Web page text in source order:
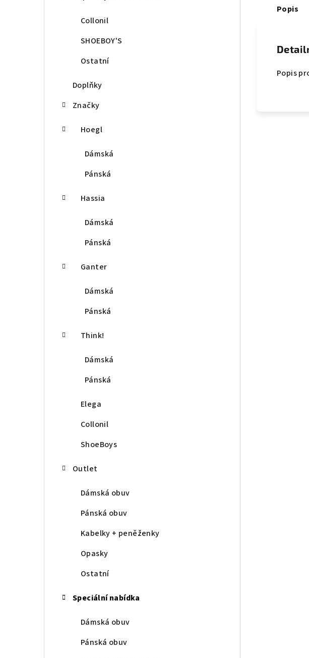
Collonil
SHOEBOY'S
Ostatní
Doplňky
Značky
Hoegl
Dámská
Pánská
Hassia
Dámská
Pánská
Ganter
Dámská
Pánská
Think!
Dámská
Pánská
Elega
Collonil
ShoeBoys
Outlet
Dámská obuv
Pánská obuv
Kabelky + peněženky
Opasky
Ostatní
Speciální nabídka
Dámská obuv
Pánská obuv
Popis
Popis